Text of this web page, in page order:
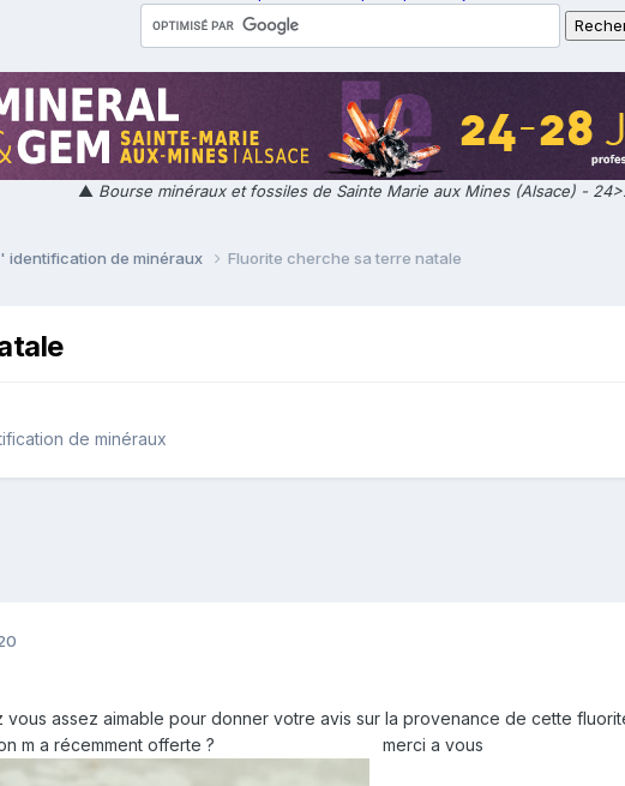
▲ Bourse minéraux et fossiles de Sainte Marie aux Mines (Alsace) -
identification de minéraux Fluorite cherche sa terre natale
de minéraux
aimable pour donner votre avis sur la provenance de cette
a récemment offerte ? merci a vous